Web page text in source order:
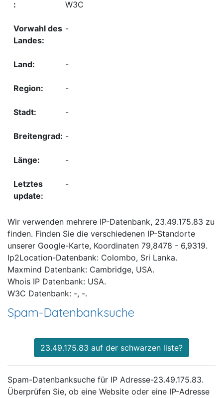
W3C
-
-
-
-
-
-
-
Wir verwenden mehrere IP-Datenbank, 23.49.175.83 zu
finden. Finden Sie die verschiedenen IP-Standorte
unserer Google-Karte, Koordinaten 79,8478 - 6,9319.
Ip2Location-Datenbank: Colombo, Sri Lanka.
Maxmind Datenbank: Cambridge, USA.
Whois IP Datenbank: USA.
W3C Datenbank: -, -.
Spam-Datenbanksuche
23.49.175.83 auf der schwarzen liste?
Spam-Datenbanksuche für IP Adresse-23.49.175.83.
Überprüfen Sie, ob eine Website oder eine IP-Adresse